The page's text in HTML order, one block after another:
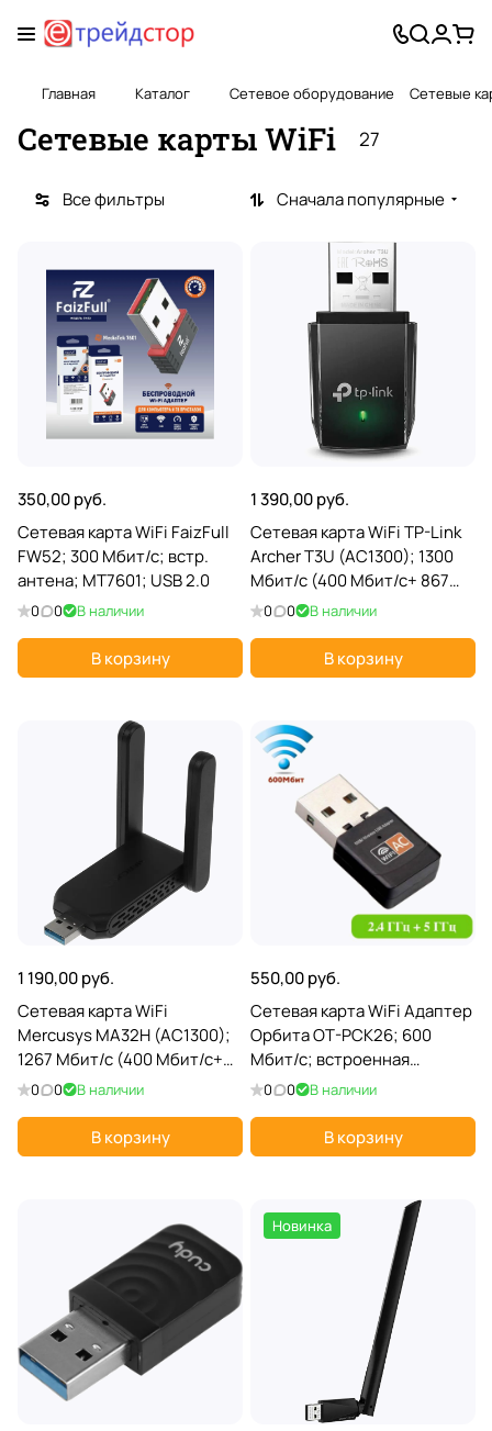
Главная Каталог Сетевое оборудование Сетевые
Сетевые карты WiFi 27
Все фильтры Сначала популярные
350,00 руб.
Сетевая карта WiFi FaizFull
FW52; 300 Мбит/с; встр.
антена; MT7601; USB 2.0
0 0 В наличии
В корзину
1 390,00 руб.
Сетевая карта WiFi TP-Link
Archer T3U (AC1300); 1300
Мбит/с (400 Мбит/с+ 867
Мбит/с); встр. антена; USB
0 0 В наличии
В корзину
1 190,00 руб.
Сетевая карта WiFi
Mercusys MA32H (AC1300);
1267 Мбит/с (400 Мбит/с+
867 Мбит/с); 2 ant; USB
0 0 В наличии
В корзину
550,00 руб.
Сетевая карта WiFi Адаптер
Орбита OT-PCK26; 600
Мбит/с; встроенная
антенна; USB 2.0
0 0 В наличии
В корзину
Новинка